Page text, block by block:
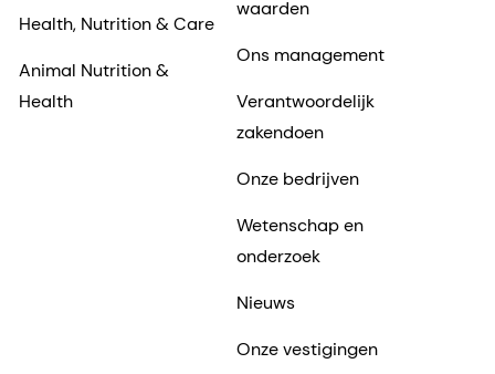
Health, Nutrition & Care
Animal Nutrition &
Health
waarden
Ons management
Verantwoordelijk
zakendoen
Onze bedrijven
Wetenschap en
onderzoek
Nieuws
Onze vestigingen